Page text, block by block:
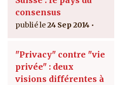
consensus
24 Sep 2014
"Privacy" contre "vie
privée" : deux
visions différentes à